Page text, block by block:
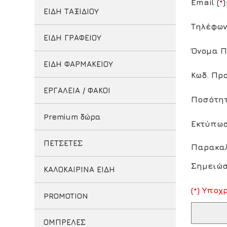
ΕΙΔΗ ΤΑΞΙΔΙΟΥ
ΕΙΔΗ ΓΡΑΦΕΙΟΥ
ΕΙΔΗ ΦΑΡΜΑΚΕΙΟΥ
ΕΡΓΑΛΕΙΑ / ΦΑΚΟΙ
Premium δώρα
ΠΕΤΣΕΤΕΣ
ΚΑΛΟΚΑΙΡΙΝΑ ΕΙΔΗ
PROMOTION
ΟΜΠΡΕΛΕΣ
Email (*
Όνομα
Κωδ.
(*)